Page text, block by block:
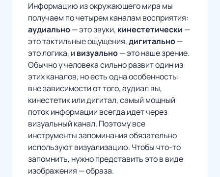
Информацию из окружающего мира мы
получаем по четырем каналам восприятия:
аудиально— это звуки, кинестетически —
это тактильные ощущения,дигитально—
это логика, и визуально— это наше зрение.
Обычно у человека сильно развит один из
этих каналов, но есть одна особенность:
вне зависимости от того, аудиал вы,
кинестетик или дигитал, самый мощный
поток информации всегда идет через
визуальный канал. Поэтому все
инструменты запоминания обязательно
используют визуализацию. Чтобы что-то
запомнить, нужно представить это в виде
изображения — образа.